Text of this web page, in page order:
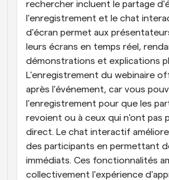
rechercher incluent le partage
l'enregistrement et le chat
d'écran permet aux
leurs écrans en temps réel,
démonstrations et explications
L'enregistrement du webinaire
après l'événement, car vous
l'enregistrement pour que les
revoient ou à ceux qui n'ont pas
direct. Le chat interactif
des participants en permettant
immédiats. Ces fonctionnalités
collectivement l'expérience